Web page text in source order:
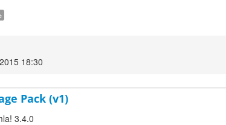
18:30
Pack (v1)
3.4.0